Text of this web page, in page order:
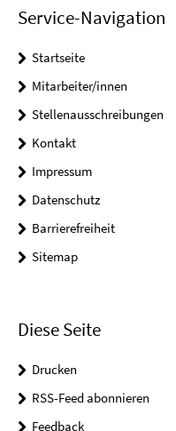
Service-Navigation
Startseite
Mitarbeiter/innen
Stellenausschreibungen
Kontakt
Impressum
Datenschutz
Barrierefreiheit
Sitemap
Diese Seite
Drucken
RSS-Feed abonnieren
Feedback